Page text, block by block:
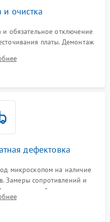
и очистка
и обязательное отключение
платы. Демонтаж
кристаллов чипов.
дефектовка
микроскопом на наличие
Замеры сопротивлений и
цепей питания,
и видеочипа.